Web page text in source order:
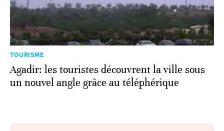
TOURISME
Agadir: les touristes découvrent la ville sous
un nouvel angle grâce au téléphérique